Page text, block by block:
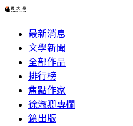
最新消息
文學新聞
全部作品
排行榜
焦點作家
徐淑卿專欄
鏡出版